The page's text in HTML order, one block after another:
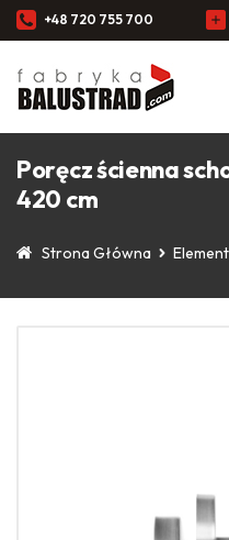
+48 720 755 700
Poręcz ścienna
420 cm
Strona Główna